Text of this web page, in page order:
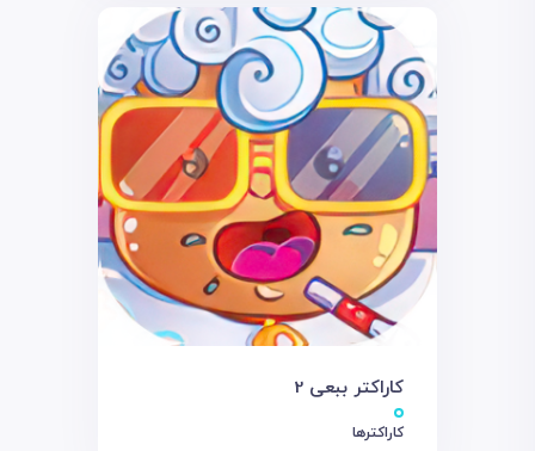
کاراکتر ببعی 2
کاراکترها